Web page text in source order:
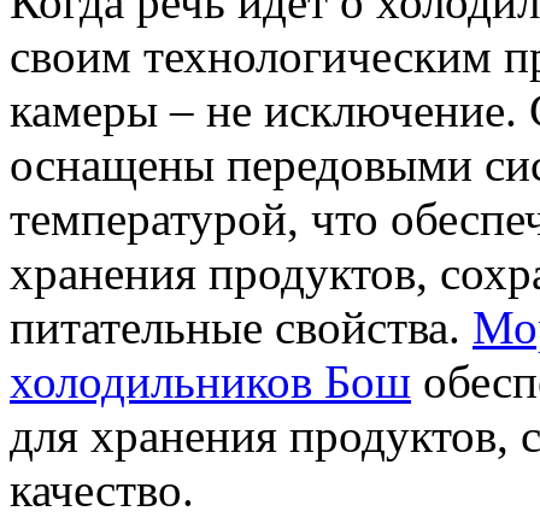
своим технологическим
камеры – не
оснащены передовыми
температурой, что
хранения продуктов,
питательные свойства.
холодильников Бош
для хранения продуктов,
качество.